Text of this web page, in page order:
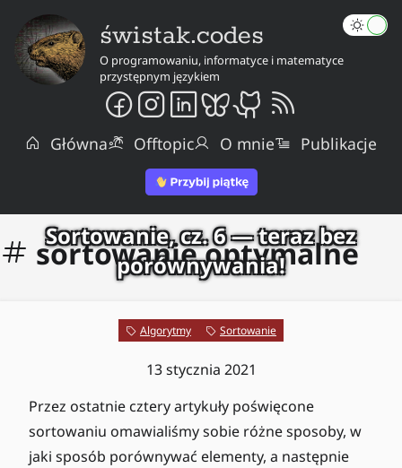
świstak.codes
O programowaniu, informatyce i matematyce
przystępnym językiem
Główna Offtopic O mnie Publikacje
sortowanie optymalne
Sortowanie, cz. 6 — teraz bez
porównywania!
Algorytmy Sortowanie
13 stycznia 2021
Przez ostatnie cztery artykuły poświęcone
sortowaniu omawialiśmy sobie różne sposoby, w
jaki sposób porównywać elementy, a następnie